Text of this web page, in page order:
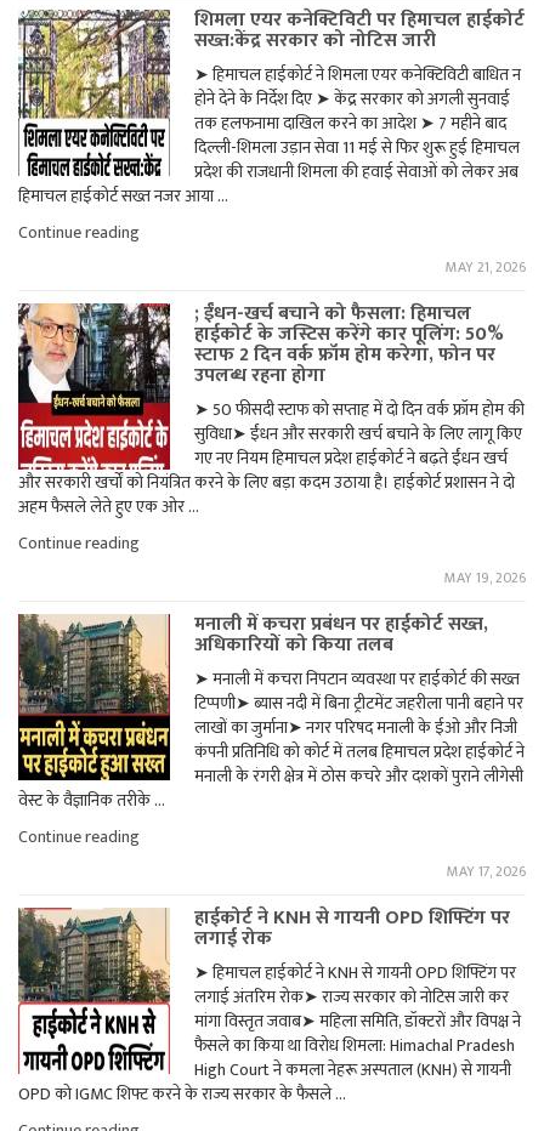
वित्त
सचिव
तलब"
को
RTI
से
बाहर
करने
के
आदेश
पर
लगाई
रोक"
शिमला एयर कनेक्टिविटी पर हिमाचल हाईकोर्ट
सख्त:केंद्र सरकार को नोटिस जारी
➤ हिमाचल हाईकोर्ट ने शिमला एयर कनेक्टिविटी बाधित न
होने देने के निर्देश दिए ➤ केंद्र सरकार को अगली सुनवाई
तक हलफनामा दाखिल करने का आदेश ➤ 7 महीने बाद
दिल्ली-शिमला उड़ान सेवा 11 मई से फिर शुरू हुई हिमाचल
प्रदेश की राजधानी शिमला की हवाई सेवाओं को लेकर अब
हिमाचल हाईकोर्ट सख्त नजर आया …
Continue reading"शिमला
हिमाचल
हाईकोर्ट
सख्त:केंद्र
सरकार
को
नोटिस
जारी"
MAY 21, 2026
; ईंधन-खर्च बचाने को फैसला: हिमाचल
हाईकोर्ट के जस्टिस करेंगे कार पूलिंग: 50%
स्टाफ 2 दिन वर्क फ्रॉम होम करेगा, फोन पर
उपलब्ध रहना होगा
➤ 50 फीसदी स्टाफ को सप्ताह में दो दिन वर्क फ्रॉम होम की
सुविधा➤ ईंधन और सरकारी खर्च बचाने के लिए लागू किए
गए नए नियम हिमाचल प्रदेश हाईकोर्ट ने बढ़ते ईंधन खर्च
और सरकारी खर्चों को नियंत्रित करने के लिए बड़ा कदम उठाया है। हाईकोर्ट प्रशासन ने दो
अहम फैसले लेते हुए एक ओर …
Continue reading";
फैसला:
हिमाचल
हाईकोर्ट
के
जस्टिस
करेंगे
कार
पूलिंग:
50%
स्टाफ
फ्रॉम
होम
करेगा,
फोन
पर
उपलब्ध
रहना
होगा"
MAY 19, 2026
मनाली में कचरा प्रबंधन पर हाईकोर्ट सख्त,
अधिकारियों को किया तलब
➤ मनाली में कचरा निपटान व्यवस्था पर हाईकोर्ट की सख्त
टिप्पणी➤ ब्यास नदी में बिना ट्रीटमेंट जहरीला पानी बहाने पर
लाखों का जुर्माना➤ नगर परिषद मनाली के ईओ और निजी
कंपनी प्रतिनिधि को कोर्ट में तलब हिमाचल प्रदेश हाईकोर्ट ने
मनाली के रंगरी क्षेत्र में ठोस कचरे और दशकों पुराने लीगेसी
वेस्ट के वैज्ञानिक तरीके …
Continue reading"मनाली
हाईकोर्ट
सख्त,
अधिकारियों
को
किया
तलब"
MAY 17, 2026
हाईकोर्ट ने KNH से गायनी OPD शिफ्टिंग पर
लगाई रोक
➤ हिमाचल हाईकोर्ट ने KNH से गायनी OPD शिफ्टिंग पर
लगाई अंतरिम रोक➤ राज्य सरकार को नोटिस जारी कर
मांगा विस्तृत जवाब➤ महिला समिति, डॉक्टरों और विपक्ष ने
फैसले का किया था विरोध शिमला: Himachal Pradesh
High Court ने कमला नेहरू अस्पताल (KNH) से गायनी
OPD को IGMC शिफ्ट करने के राज्य सरकार के फैसले …